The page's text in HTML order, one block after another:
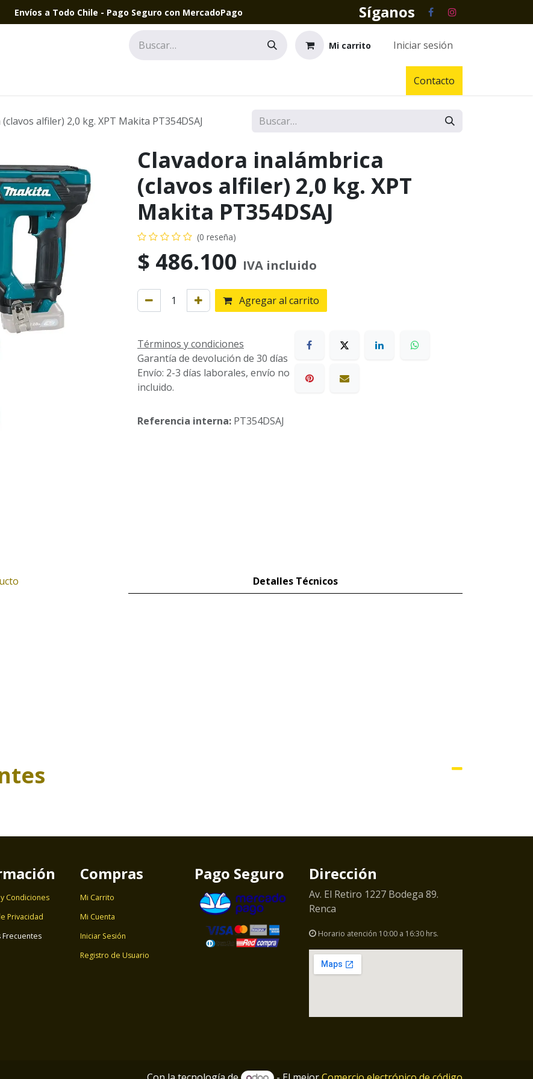
Envíos a Todo Chile - Pago Seguro con MercadoPago Síganos
Mi carrito Iniciar sesión
Contacto
alfiler) 2,0 kg. XPT Makita PT354DSAJ
Clavadora inalámbrica
(clavos alfiler) 2,0 kg. XPT
Makita PT354DSAJ
(0 reseña)
$ 486.100 IVA incluido
Agregar al carrito
Términos y condiciones
Garantía de devolución de 30 días
Envío: 2-3 días laborales, envío no
incluido.
Referencia interna: PT354DSAJ
Detalles Técnicos
Condiciones
Privacidad
Frecuentes
Compras
Mi Carrito
Mi Cuenta
Iniciar Sesión
Registro de Usuario
Pago Seguro Dirección
Av. El Retiro 1227 Bodega 89.
Renca
Horario atención 10:00 a 16:30 hrs.